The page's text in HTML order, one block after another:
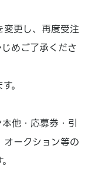
変更し、再度受注
めご了承くださ
。
他・応募券・引
オークション等の